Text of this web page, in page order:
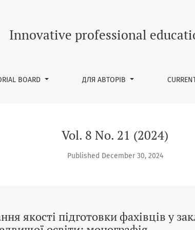
якості підготовки фахівців у закладах
Innovative professional
BOARD ДЛЯ АВТОРІВ
Vol. 8 No. 21 (2024)
Published December 30, 2024
якості підготовки фахівців у